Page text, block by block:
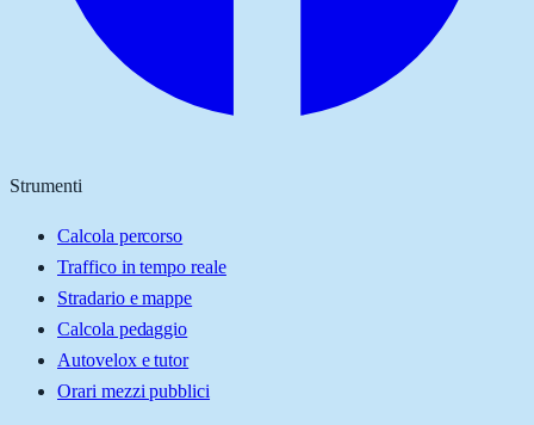
Strumenti
Calcola percorso
Traffico in tempo reale
Stradario e mappe
Calcola pedaggio
Autovelox e tutor
Orari mezzi pubblici